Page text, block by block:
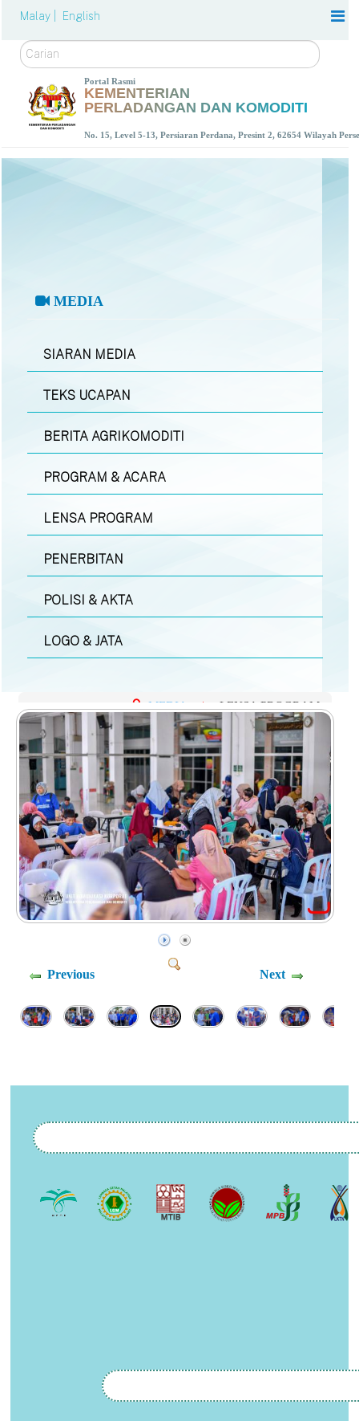
Malay | English
Carian
Portal Rasmi
KEMENTERIAN
PERLADANGAN DAN KOMODITI
No. 15, Level 5-13, Persiaran Perdana, Presint 2, 62654 Wilayah
MEDIA
SIARAN MEDIA
TEKS UCAPAN
BERITA AGRIKOMODITI
PROGRAM & ACARA
LENSA PROGRAM
PENERBITAN
POLISI & AKTA
LOGO & JATA
MEDIA | LENSA PROGRAM
Previous Next